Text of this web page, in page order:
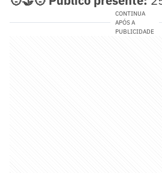
CONTINUA
APÓS A
PUBLICIDADE